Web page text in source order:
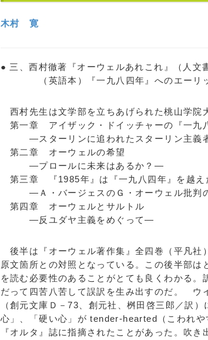
木村 寛
● 三、西村徹著『オーウェルあれこれ』（人文
（英語本）『一九八四年』へのエーリッ
西村先生は文学部を立ちあげられた桃山学院
第一章 アイザック・ドイッチャーの『一九
―スターリンに追われたスターリン主義
第二章 オーウェルの希望
―プロールに未来はあるか？―
第三章 『1985年』は『一九八四年』を越え
―Ａ・バージェスのＧ・オーウェル批判
第四章 オーウェルとサルトル
―反ユダヤ主義をめぐって―
後半は『オーウェル著作集』全四巻（平凡社
原文箇所との対照となっている。この後半部
を読む必要性のあることがとても良くわかる
だって四苦八苦して誤訳を生み出すのだ。 ウ
（創元文庫Ｄ－73、創元社、桝田啓三郎／訳
心」、「硬い心」が tender-hearted（こわれ
『オルタ』誌に指摘されたことがあった。吹